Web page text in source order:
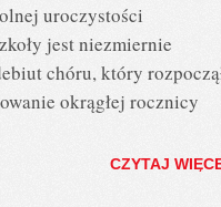
uroczystości
jest niezmiernie
chóru, który
okrągłej rocznicy
CZYTAJ